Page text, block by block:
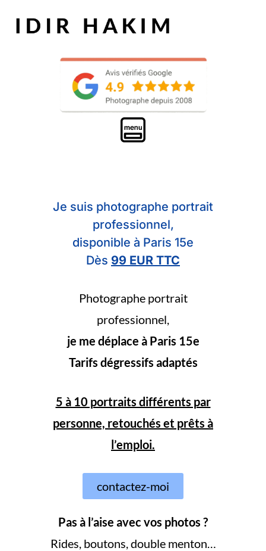
Je suis photographe portrait
professionnel,
disponible à Paris 15e
Dès 99 EUR TTC
Photographe portrait
professionnel,
je me déplace à Paris 15e
Tarifs dégressifs adaptés
5 à 10 portraits différents par
personne, retouchés et prêts à
l’emploi.
contactez-moi
Pas à l’aise avec vos photos ?
Rides, boutons, double menton…